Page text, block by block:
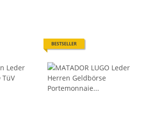
BESTSELLER